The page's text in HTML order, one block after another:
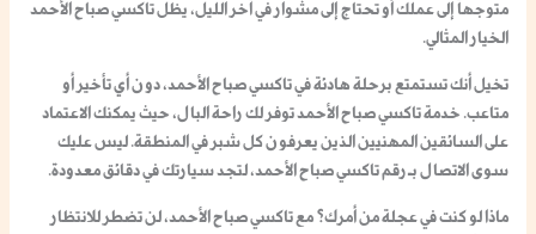
متوجهاً إلى عملك أو تحتاج إلى مشوار في آخر الليل، يظلتاكسي صباح الأحمد
الخيار المثالي.
تخيل أنك تستمتع برحلة هادئة فيتاكسي صباح الأحمد، دون أي تأخير أو
متاعب. خدمةتاكسي صباح الأحمدتوفر لك راحة البال، حيث يمكنك الاعتماد
على السائقين المهنيين الذين يعرفون كل شبر في المنطقة. ليس عليك
سوى الاتصال بـرقم تاكسي صباح الأحمد، لتجد سيارتك في دقائق معدودة.
ماذا لو كنت في عجلة من أمرك؟ معتاكسي صباح الأحمد، لن تضطر للانتظار